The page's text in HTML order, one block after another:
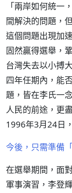
「兩岸如何統一
間解決的問題，
這個問題出現加
固然贏得選舉，
台灣失去以小搏
四年任期內，能
題，皆在李氏一
人民的前途，更
1996年3月24日
今後，只需準備
在選舉期間，面
軍事演習，李登